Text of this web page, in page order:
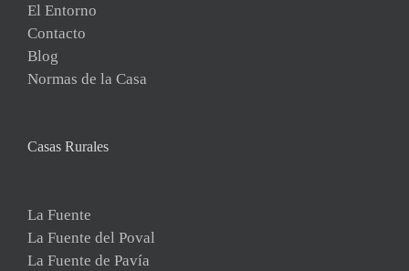
El Entorno
Contacto
Blog
Normas de la Casa
Casas Rurales
La Fuente
La Fuente del Poval
La Fuente de Pavía